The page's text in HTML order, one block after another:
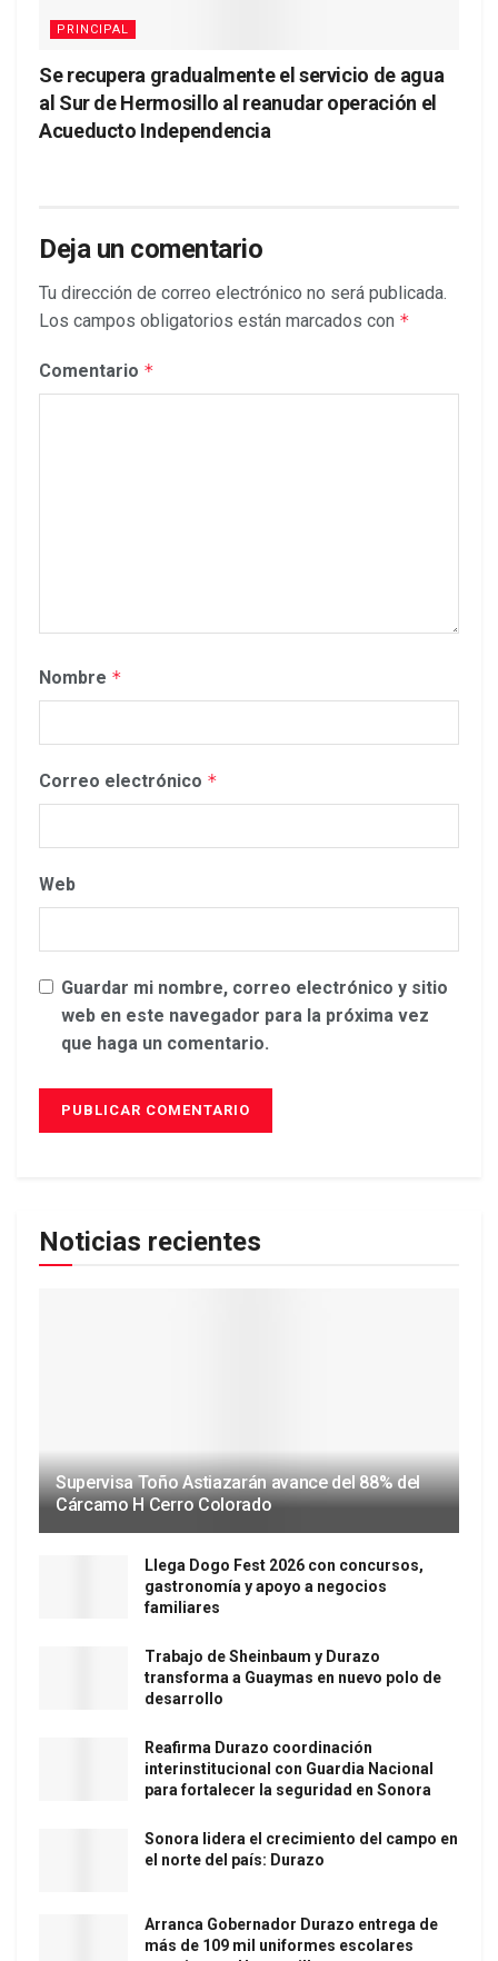
PRINCIPAL
Se recupera gradualmente el servicio de agua
al Sur de Hermosillo al reanudar operación el
Acueducto Independencia
Deja un comentario
Tu dirección de correo electrónico no será publicada.
Los campos obligatorios están marcados con *
Comentario *
Nombre *
Correo electrónico *
Web
Guardar mi nombre, correo electrónico y sitio
web en este navegador para la próxima vez
que haga un comentario.
Noticias recientes
Supervisa Toño Astiazarán avance del 88% del
Cárcamo H Cerro Colorado
Llega Dogo Fest 2026 con concursos,
gastronomía y apoyo a negocios
familiares
Trabajo de Sheinbaum y Durazo
transforma a Guaymas en nuevo polo de
desarrollo
Reafirma Durazo coordinación
interinstitucional con Guardia Nacional
para fortalecer la seguridad en Sonora
Sonora lidera el crecimiento del campo en
el norte del país: Durazo
Arranca Gobernador Durazo entrega de
más de 109 mil uniformes escolares